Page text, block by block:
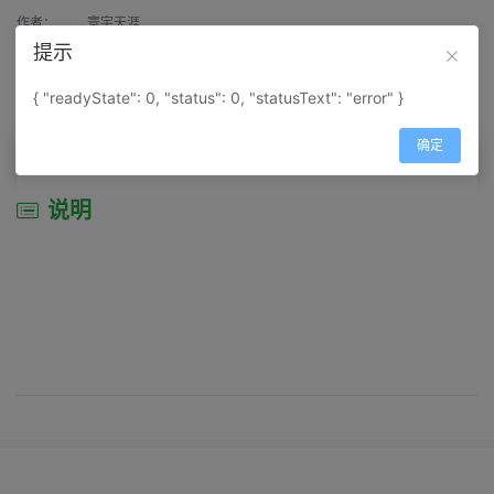
作者： 寰宇天涯
来源：
属性： 地图属性： 地图类型-景区导游图
说明
提示
{ "readyState": 0, "status": 0, "statusText": "error" }
确定